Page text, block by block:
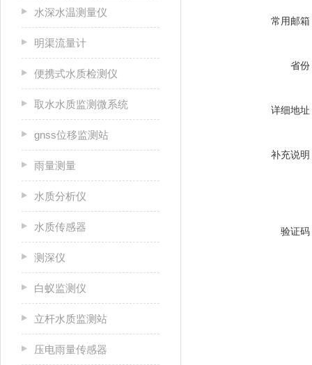
水深水温测量仪
明渠流量计
便携式水质检测仪
取水水质监测微系统
gnss位移监测站
雨量测量
水质分析仪
水质传感器
测深仪
白蚁监测仪
立杆水质监测站
压电雨量传感器
常用邮箱
省份
详细地址
补充说明
验证码